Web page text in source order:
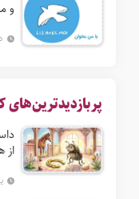
و
پربازدیدترین‌های
از